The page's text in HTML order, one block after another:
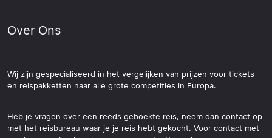
Over Ons
Wij zijn gespecialiseerd in het vergelijken van prijzen voor tickets
en reispakketten naar alle grote competities in Europa.
Heb je vragen over een reeds geboekte reis, neem dan contact op
met het reisbureau waar je je reis hebt gekocht. Voor contact met